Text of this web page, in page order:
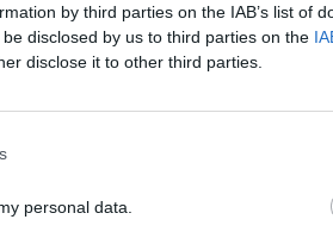
by third parties on the IAB’s list of
disclosed by us to third parties on the
disclose it to other third parties.
personal data.
que su departamento
esfuerzo” y anunciaba
para reducir los contagios
también el secretario de
(por enésima vez) el clamor
propuestas con un
Roca,Carme